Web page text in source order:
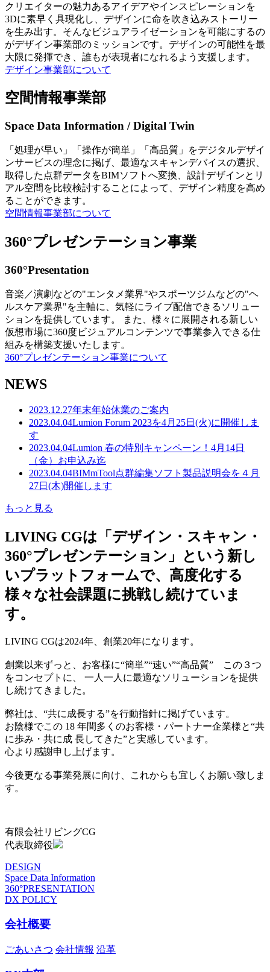
クリエイターの魅力あるアイデアやインスピレーションを
3Dに素早く具現化し、デザインに命を吹き込みストーリー
を生み出す。そんなビジュアライゼーションを可能にするの
がデザイン事業部のミッションです。デザインの可能性を最
大限に発揮でき、誰もが表現者になれるよう支援します。
デザイン事業部について
空間情報事業部
Space Data Information / Digital Twin
「処理が早い」「操作が簡単」「高品質」をデジタルデザイ
ンサービスの理念に掲げ、最適なスキャンデバイスの選択、
取得した点群データをBIMソフトへ変換、設計デザインとリ
アル空間を比較検討することによって、デザイン精度を高め
ることができます。
空間情報事業部について
360°プレゼンテーション事業
360°Presentation
音楽／演劇などの"エンタメ業界"やスポーツジムなどの"ヘ
ルスケア業界"を主軸に、気軽にライブ配信できるソリュー
ションを提供しています。 また、様々に展開される新しい
仮想市場に360度ビジュアルコンテンツで事業参入できる仕
組みを構築支援いたします。
360°プレゼンテーション事業について
NEWS
2023.12.27年末年始休業のご案内
2023.04.04Lumion Forum 2023を4月25日(火)に開催しま
す
2023.04.04Lumion 春の特別キャンペーン！4月14日
（金）お申込み迄
2023.04.04BIMmTool点群編集ソフト製品説明会を４月
27日(木)開催します
もっと見る
LIVING CGは「デザイン・スキャン・
360°プレゼンテーション」という新し
いプラットフォームで、高度化する
様々な社会課題に挑戦し続けていま
す。
LIVING CGは2024年、創業20年になります。
創業以来ずっと、お客様に“簡単”“速い”“高品質” この３つ
をコンセプトに、 一人一人に最適なソリューションを提供
し続けてきました。
弊社は、“共に成長する”を行動指針に掲げています。
お陰様でこの 18 年間多くのお客様・パートナー企業様と“共
に歩み・共に成 長してきた”と実感しています。
心より感謝申し上げます。
今後更なる事業発展に向け、これからも宜しくお願い致しま
す。
有限会社リビングCG
代表取締役
DESIGN
Space Data Information
360°PRESENTATION
DX POLICY
会社概要
ごあいさつ 会社情報 沿革